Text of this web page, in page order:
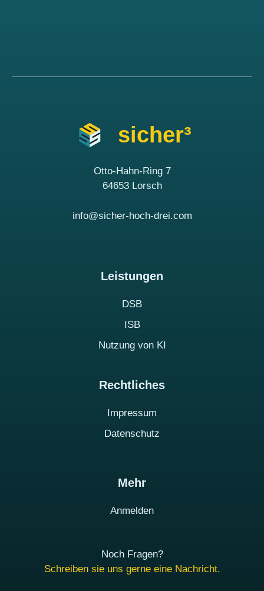
Leistungen
DSB
ISB
Nutzung von KI
Rechtliches
Impressum
Datenschutz
Mehr
Anmelden
Noch Fragen?
Schreiben sie uns gerne eine Nachricht.
sicher³
Otto-Hahn-Ring 7
64653 Lorsch
info@sicher-hoch-drei.com